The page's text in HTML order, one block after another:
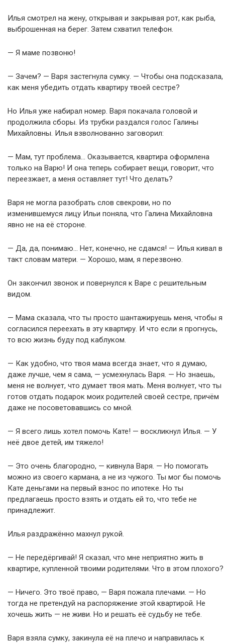
Илья смотрел на жену, открывая и закрывая рот, как рыба,
выброшенная на берег. Затем схватил телефон.
— Я маме позвоню!
— Зачем? — Варя застегнула сумку. — Чтобы она подсказала,
как меня убедить отдать квартиру твоей сестре?
Но Илья уже набирал номер. Варя покачала головой и
продолжила сборы. Из трубки раздался голос Галины
Михайловны. Илья взволнованно заговорил:
— Мам, тут проблема… Оказывается, квартира оформлена
только на Варю! И она теперь собирает вещи, говорит, что
переезжает, а меня оставляет тут! Что делать?
Варя не могла разобрать слов свекрови, но по
изменившемуся лицу Ильи поняла, что Галина Михайловна
явно не на её стороне.
— Да, да, понимаю… Нет, конечно, не сдамся! — Илья кивал в
такт словам матери. — Хорошо, мам, я перезвоню.
Он закончил звонок и повернулся к Варе с решительным
видом.
— Мама сказала, что ты просто шантажируешь меня, чтобы я
согласился переехать в эту квартиру. И что если я прогнусь,
то всю жизнь буду под каблуком.
— Как удобно, что твоя мама всегда знает, что я думаю,
даже лучше, чем я сама, — усмехнулась Варя. — Но знаешь,
меня не волнует, что думает твоя мать. Меня волнует, что ты
готов отдать подарок моих родителей своей сестре, причём
даже не посоветовавшись со мной.
— Я всего лишь хотел помочь Кате! — воскликнул Илья. — У
неё двое детей, им тяжело!
— Это очень благородно, — кивнула Варя. — Но помогать
можно из своего кармана, а не из чужого. Ты мог бы помочь
Кате деньгами на первый взнос по ипотеке. Но ты
предлагаешь просто взять и отдать ей то, что тебе не
принадлежит.
Илья раздражённо махнул рукой.
— Не передёргивай! Я сказал, что мне неприятно жить в
квартире, купленной твоими родителями. Что в этом плохого?
— Ничего. Это твоё право, — Варя пожала плечами. — Но
тогда не претендуй на распоряжение этой квартирой. Не
хочешь жить — не живи. Но и решать её судьбу не тебе.
Варя взяла сумку, закинула её на плечо и направилась к